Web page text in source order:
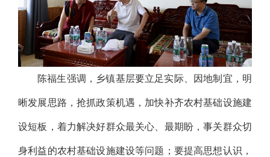
陈福生强调，乡镇基层要立足实际、因地制宜，明
晰发展思路，抢抓政策机遇，加快补齐农村基础设施建
设短板，着力解决好群众最关心、最期盼，事关群众切
身利益的农村基础设施建设等问题；要提高思想认识，